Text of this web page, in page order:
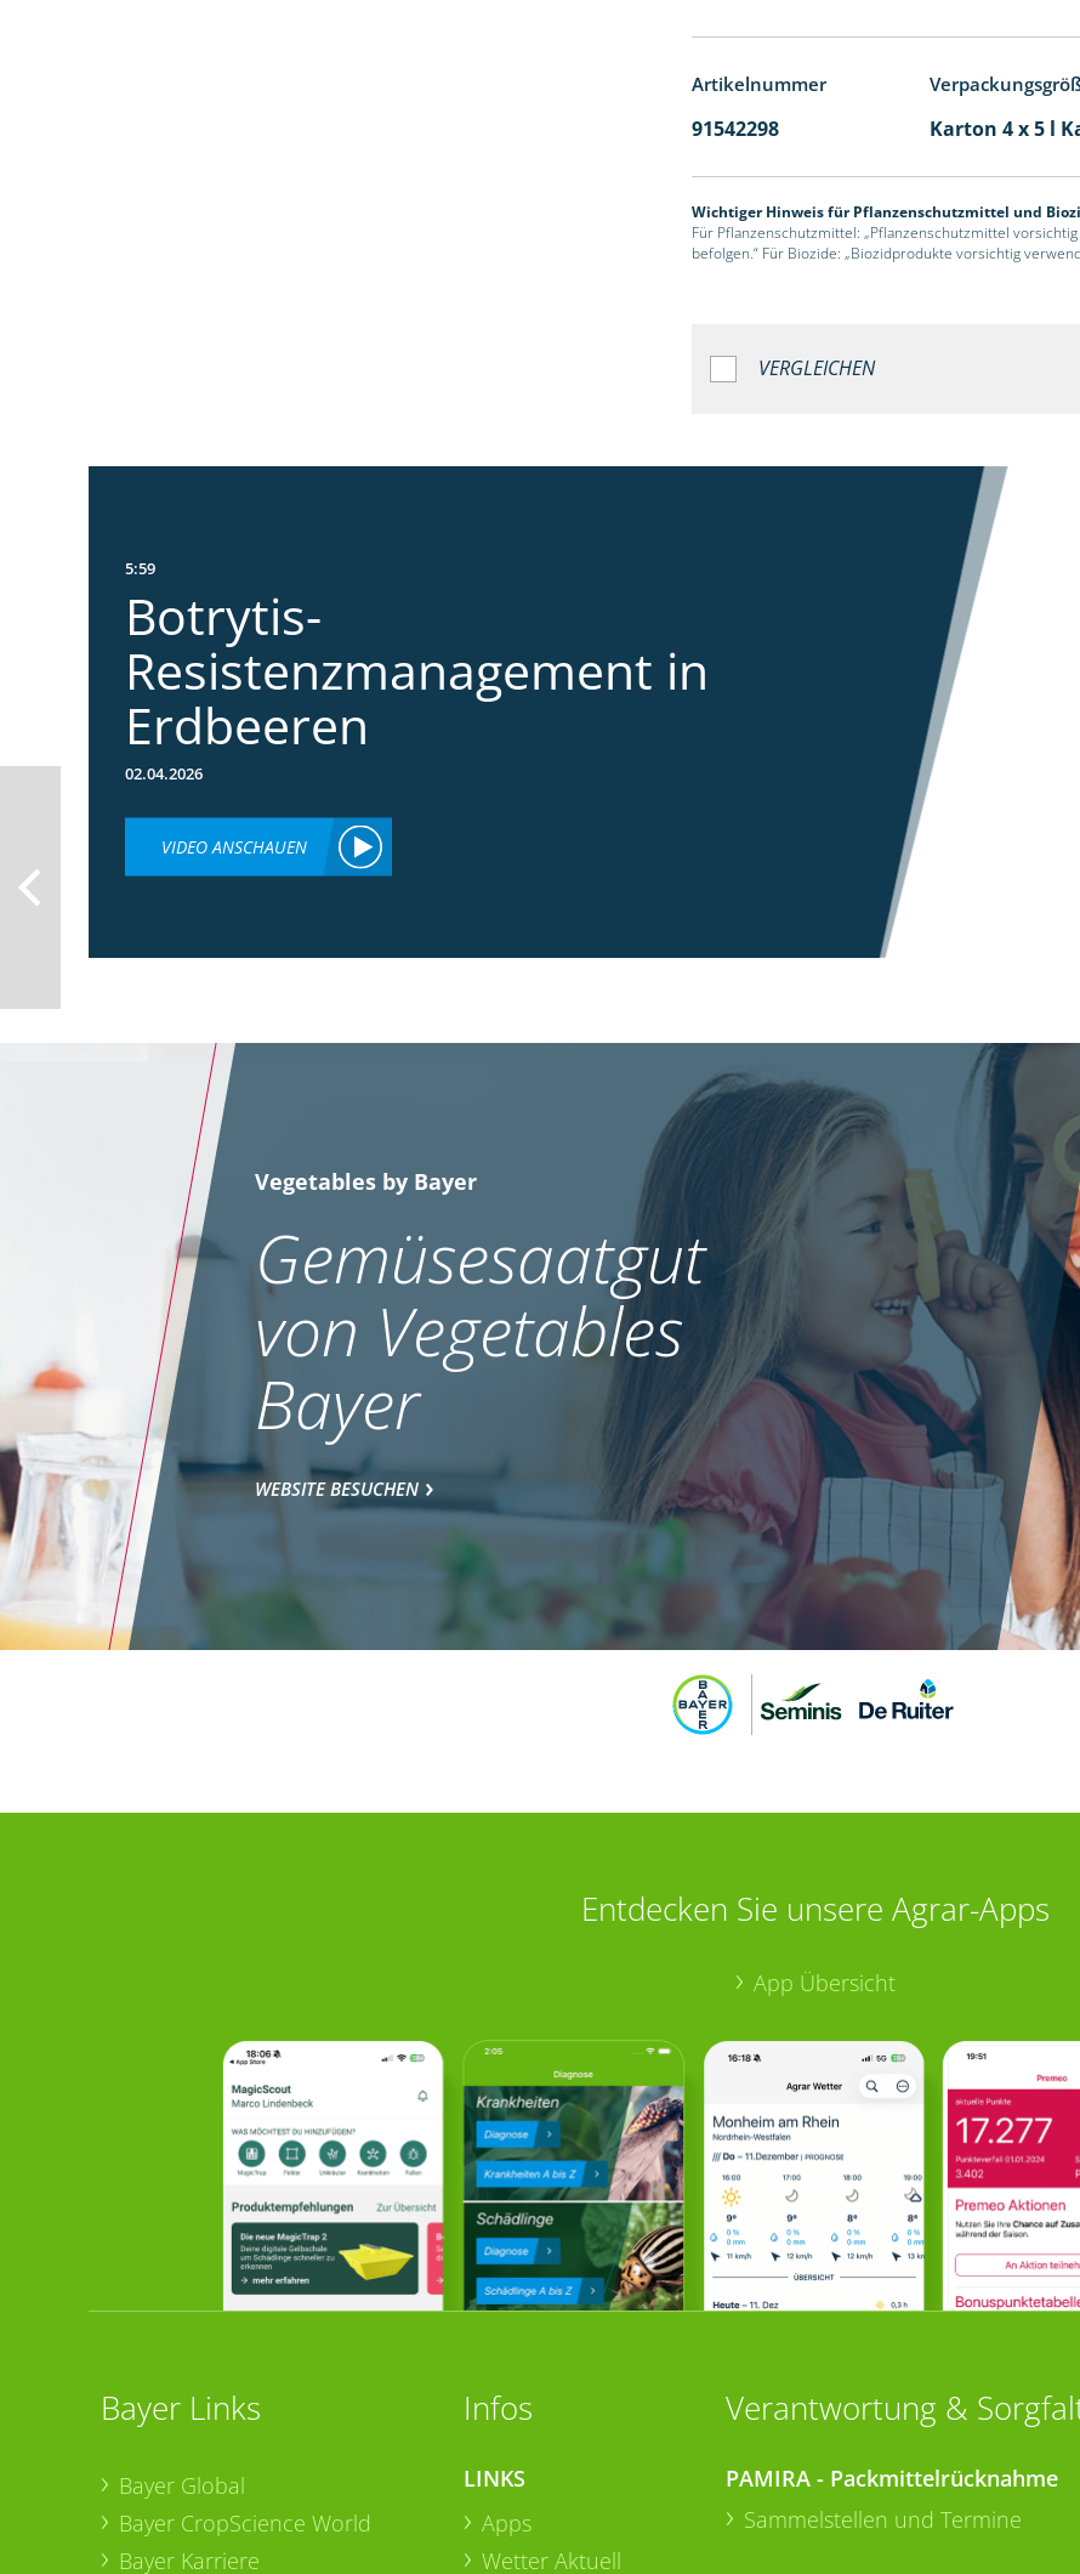
Artikelnummer
91542298 Karton 4 x 5 l
Wichtiger Hinweis für Pflanzenschutzmittel und
Für Pflanzenschutzmittel: „Pflanzenschutzmittel
befolgen.“ Für Biozide: „Biozidprodukte vorsichtig
VERGLEICHEN
5:59
Botrytis-
Resistenzmanagement in
Erdbeeren
02.04.2026
VIDEO ANSCHAUEN
Vegetables by Bayer
Gemüsesaatgut
von Vegetables
Bayer
WEBSITE BESUCHEN
Entdecken Sie unsere Agrar-Apps
App Übersicht
Bayer Links
Bayer Global
Bayer CropScience World
Bayer Karriere
Infos
LINKS
Apps
Wetter Aktuell
Verantwortung &
PAMIRA - Packmittelrücknahme
Sammelstellen und Termine